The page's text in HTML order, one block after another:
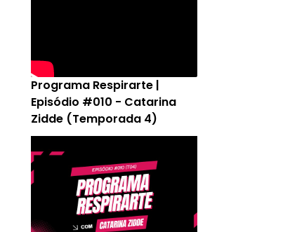
Programa Respirarte |
Episódio #010 - Catarina
Zidde (Temporada 4)